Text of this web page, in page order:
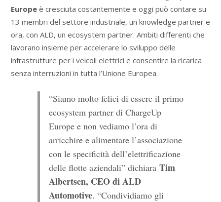
Europeè cresciuta costantemente e oggi può contare su
13 membri del settore industriale, un knowledge partner e
ora, con ALD, un ecosystem partner. Ambiti differenti che
lavorano insieme per accelerare lo sviluppo delle
infrastrutture per i veicoli elettrici e consentire la ricarica
senza interruzioni in tutta l’Unione Europea.
“Siamo molto felici di essere il primo
ecosystem partner di ChargeUp
Europe e non vediamo l’ora di
arricchire e alimentare l’associazione
con le specificità dell’elettrificazione
delle flotte aziendali” dichiara Tim
Albertsen, CEO di ALD
Automotive. “Condividiamo gli